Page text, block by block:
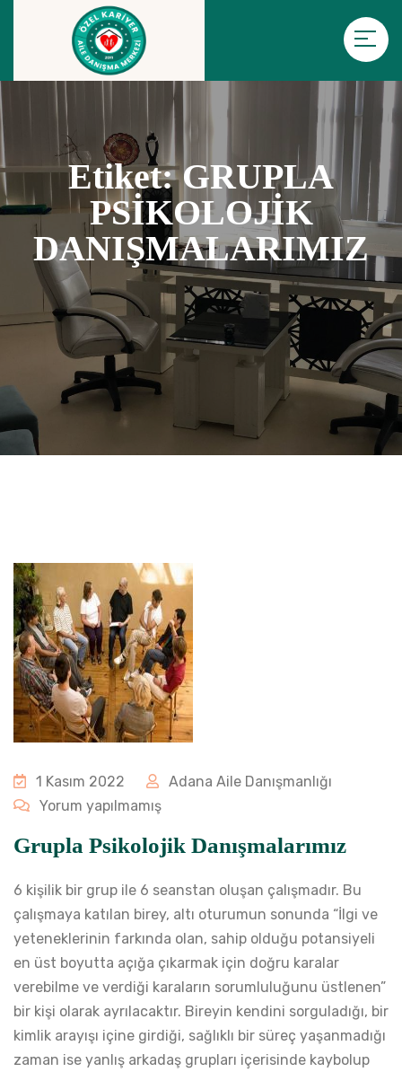
Etiket:GRUPLA
PSİKOLOJİK
DANIŞMALARIMIZ
1 Kasım 2022
Adana Aile Danışmanlığı
Yorum yapılmamış
Grupla Psikolojik Danışmalarımız
6 kişilik bir grup ile 6 seanstan oluşan çalışmadır. Bu
çalışmaya katılan birey, altı oturumun sonunda “İlgi ve
yeteneklerinin farkında olan, sahip olduğu potansiyeli
en üst boyutta açığa çıkarmak için doğru karalar
verebilme ve verdiği karaların sorumluluğunu üstlenen”
bir kişi olarak ayrılacaktır. Bireyin kendini sorguladığı, bir
kimlik arayışı içine girdiği, sağlıklı bir süreç yaşanmadığı
zaman ise yanlış arkadaş grupları içerisinde kaybolup